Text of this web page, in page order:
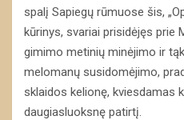
spalį Sapiegų rūmuose šis,
kūrinys, svariai prisidėjęs prie
gimimo metinių minėjimo ir
melomanų susidomėjimo,
sklaidos kelionę, kviesdamas
daugiasluoksnę patirtį.